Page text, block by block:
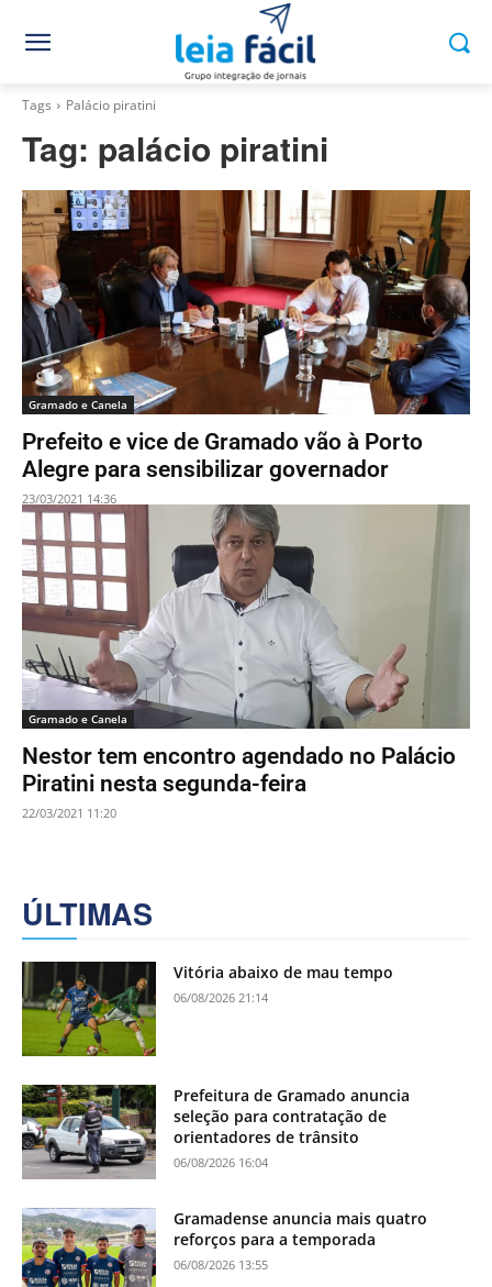
Tags Palácio piratini
Tag: palácio piratini
Gramado e Canela
Prefeito e vice de Gramado vão à Porto
Alegre para sensibilizar governador
23/03/2021 14:36
Gramado e Canela
Nestor tem encontro agendado no Palácio
Piratini nesta segunda-feira
22/03/2021 11:20
ÚLTIMAS
Vitória abaixo de mau tempo
06/08/2026 21:14
Prefeitura de Gramado anuncia
seleção para contratação de
orientadores de trânsito
06/08/2026 16:04
Gramadense anuncia mais quatro
reforços para a temporada
06/08/2026 13:55